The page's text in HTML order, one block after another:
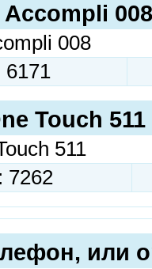
008
008
6171
Touch 511
511
7262
или